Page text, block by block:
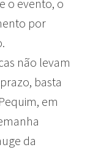
o evento, o
por
não levam
basta
em
da